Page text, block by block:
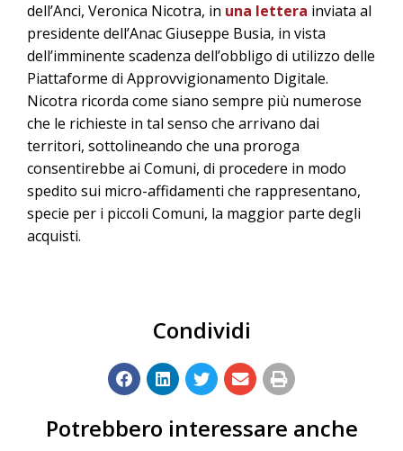
dell’Anci, Veronica Nicotra, in una lettera inviata al
presidente dell’Anac Giuseppe Busia, in vista
dell’imminente scadenza dell’obbligo di utilizzo delle
Piattaforme di Approvvigionamento Digitale.
Nicotra ricorda come siano sempre più numerose
che le richieste in tal senso che arrivano dai
territori, sottolineando che una proroga
consentirebbe ai Comuni, di procedere in modo
spedito sui micro-affidamenti che rappresentano,
specie per i piccoli Comuni, la maggior parte degli
acquisti.
Condividi
Potrebbero interessare anche